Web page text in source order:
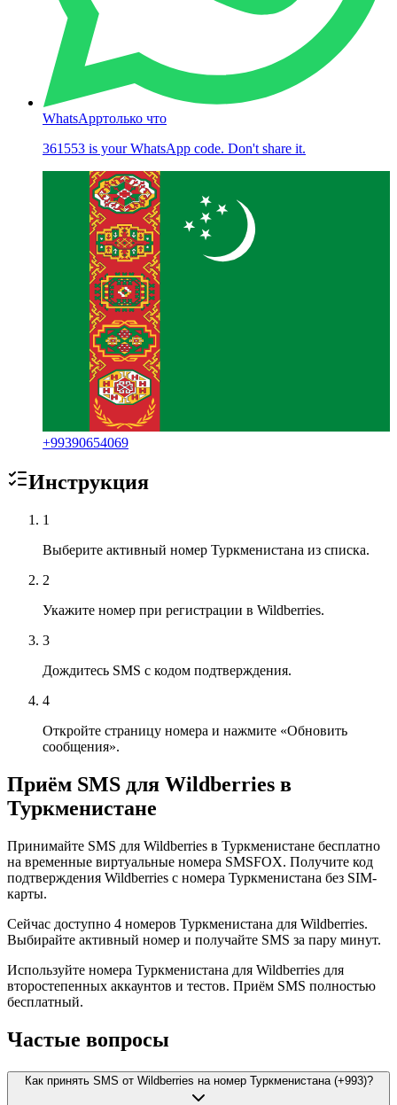
WhatsAppтолько что
361553 is your WhatsApp code. Don't share it.
+99390654069
Инструкция
1
Выберите активный номер Туркменистана из списка.
2
Укажите номер при регистрации в Wildberries.
3
Дождитесь SMS с кодом подтверждения.
4
Откройте страницу номера и нажмите «Обновить
сообщения».
Приём SMS для Wildberries в
Туркменистане
Принимайте SMS для Wildberries в Туркменистане бесплатно
на временные виртуальные номера SMSFOX. Получите код
подтверждения Wildberries с номера Туркменистана без SIM-
карты.
Сейчас доступно 4 номеров Туркменистана для Wildberries.
Выбирайте активный номер и получайте SMS за пару минут.
Используйте номера Туркменистана для Wildberries для
второстепенных аккаунтов и тестов. Приём SMS полностью
бесплатный.
Частые вопросы
Как принять SMS от Wildberries на номер Туркменистана (+993)?